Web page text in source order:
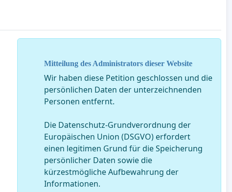
Mitteilung des Administrators dieser Website
Wir haben diese Petition geschlossen und die
persönlichen Daten der unterzeichnenden
Personen entfernt.
Die Datenschutz-Grundverordnung der
Europäischen Union (DSGVO) erfordert
einen legitimen Grund für die Speicherung
persönlicher Daten sowie die
kürzestmögliche Aufbewahrung der
Informationen.